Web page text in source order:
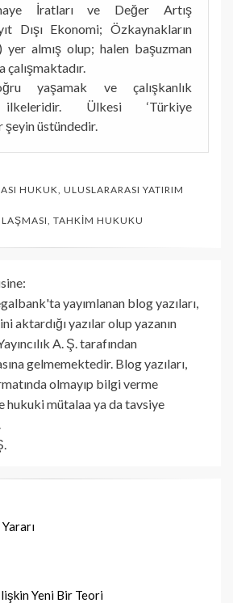
İratları ve Değer Artış
Dışı Ekonomi; Özkaynakların
yer almış olup; halen başuzman
çalışmaktadır.
yaşamak ve çalışkanlık
ilkeleridir. Ülkesi ‘Türkiye
şeyin üstündedir.
HUKUK
ULUSLARARASI YATIRIM
TAHKIM HUKUKU
yayımlanan blog yazıları,
aktardığı yazılar olup yazanın
A. Ş. tarafından
gelmemektedir. Blog yazıları,
olmayıp bilgi verme
hukuki mütalaa ya da tavsiye
Yeni Bir Teori